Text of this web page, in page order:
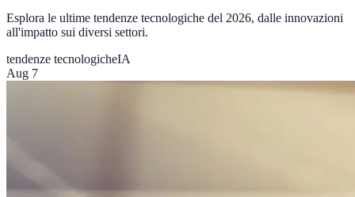
Esplora le ultime tendenze tecnologiche del 2026, dalle innovazioni
all'impatto sui diversi settori.
tendenze tecnologicheIA
Aug 7